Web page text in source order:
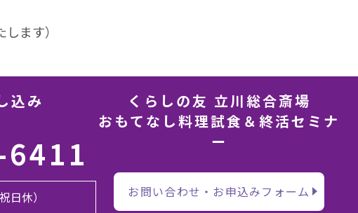
ます）
込み
日休）
くらしの友 立川総合斎場
おもてなし料理試食＆終活セミナ
ー
お問い合わせ・お申込みフォーム